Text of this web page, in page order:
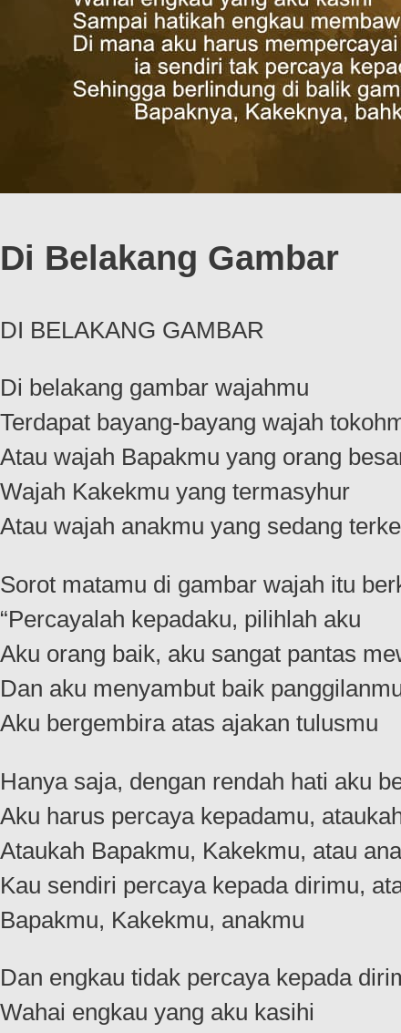
Di Belakang Gambar
DI BELAKANG GAMBAR
Di belakang gambar wajahmu
Terdapat bayang-bayang wajah
Atau wajah Bapakmu yang orang
Wajah Kakekmu yang termasyhur
Atau wajah anakmu yang sedang
Sorot matamu di gambar wajah itu
“Percayalah kepadaku, pilihlah aku
Aku orang baik, aku sangat pantas
Dan aku menyambut baik
Aku bergembira atas ajakan tulusmu
Hanya saja, dengan rendah hati aku
Aku harus percaya kepadamu,
Ataukah Bapakmu, Kakekmu, atau
Kau sendiri percaya kepada dirimu,
Bapakmu, Kakekmu, anakmu
Dan engkau tidak percaya kepada
Wahai engkau yang aku kasihi